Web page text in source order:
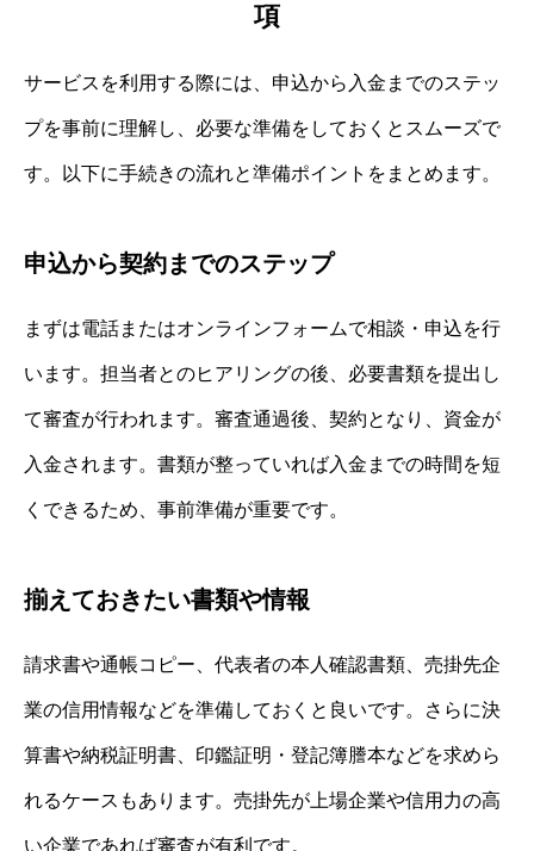
項
サービスを利用する際には、申込から入金までのステッ
プを事前に理解し、必要な準備をしておくとスムーズで
す。以下に手続きの流れと準備ポイントをまとめます。
申込から契約までのステップ
まずは電話またはオンラインフォームで相談・申込を行
います。担当者とのヒアリングの後、必要書類を提出し
て審査が行われます。審査通過後、契約となり、資金が
入金されます。書類が整っていれば入金までの時間を短
くできるため、事前準備が重要です。
揃えておきたい書類や情報
請求書や通帳コピー、代表者の本人確認書類、売掛先企
業の信用情報などを準備しておくと良いです。さらに決
算書や納税証明書、印鑑証明・登記簿謄本などを求めら
れるケースもあります。売掛先が上場企業や信用力の高
い企業であれば審査が有利です。